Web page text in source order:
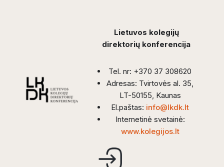
Lietuvos kolegijų
direktorių konferencija
Tel. nr: +370 37 308620
Adresas: Tvirtovės al. 35,
LT-50155, Kaunas
El.paštas: info@lkdk.lt
Internetinė svetainė:
www.kolegijos.lt